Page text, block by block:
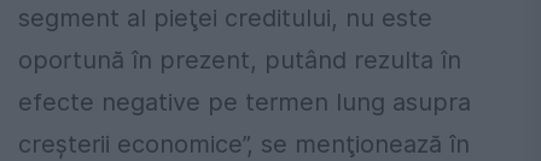
segment al pieţei creditului, nu este
oportună în prezent, putând rezulta în
efecte negative pe termen lung asupra
creşterii economice”, se menţionează în